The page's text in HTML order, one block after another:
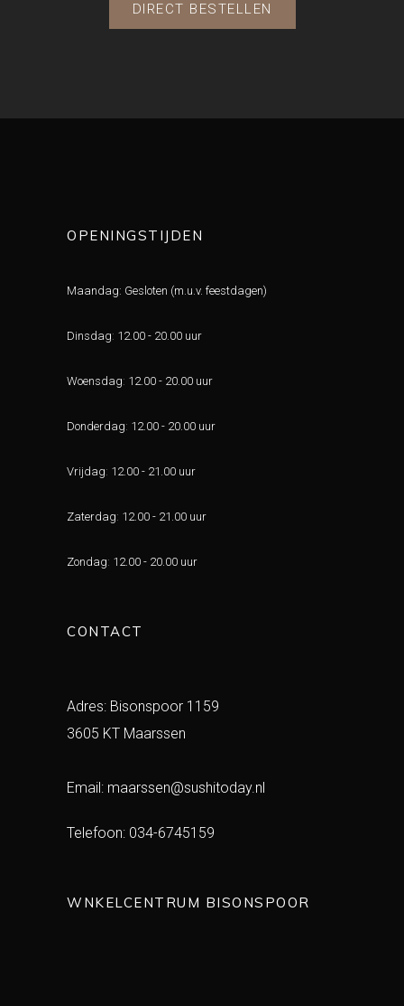
DIRECT BESTELLEN
OPENINGSTIJDEN
Maandag: Gesloten (m.u.v. feestdagen)
Dinsdag: 12.00 - 20.00 uur
Woensdag: 12.00 - 20.00 uur
Donderdag: 12.00 - 20.00 uur
Vrijdag: 12.00 - 21.00 uur
Zaterdag: 12.00 - 21.00 uur
Zondag: 12.00 - 20.00 uur
CONTACT
Adres: Bisonspoor 1159
3605 KT Maarssen
Email: maarssen@sushitoday.nl
Telefoon: 034-6745159
WNKELCENTRUM BISONSPOOR